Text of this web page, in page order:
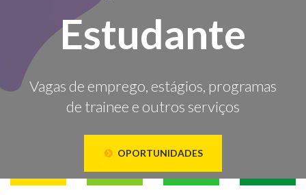
Estudante
Vagas de emprego, estágios, programas
de trainee e outros serviços
OPORTUNIDADES